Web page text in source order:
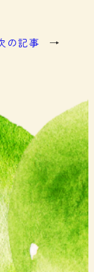
の記事 →